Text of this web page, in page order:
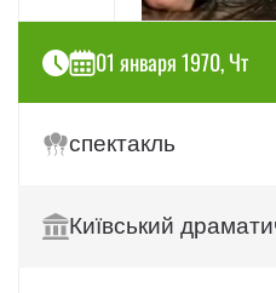
01 января 1970, Чт
спектакль
Київський